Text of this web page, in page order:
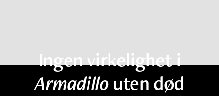
Ingen virkelighet i
Armadillo uten død